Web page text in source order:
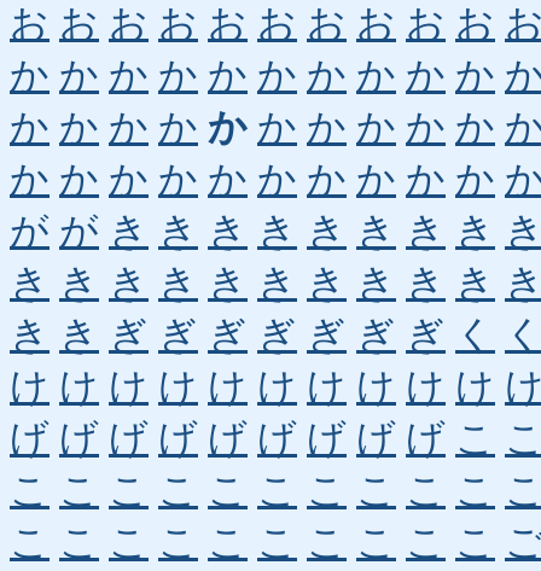
お お お お お お お お お お
か か か か か か か か か か
か か か か か か か か か か
か か か か か か か か か か
が が き き き き き き き き
き き き き き き き き き き
き き ぎ ぎ ぎ ぎ ぎ ぎ ぎ く
け け け け け け け け け け
げ げ げ げ げ げ げ げ げ こ
こ こ こ こ こ こ こ こ こ こ
こ こ こ こ こ こ こ こ こ こ